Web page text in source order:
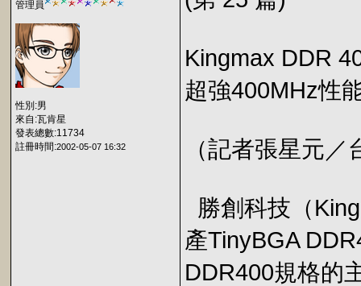
管理員
性別:男
來自:瓦肯星
發表總數:11734
註冊時間:2002-05-07 16:32
Kingmax DDR
超強400MHz性
（記者張星元
勝創科技（
產TinyBGA
DDR400規格的